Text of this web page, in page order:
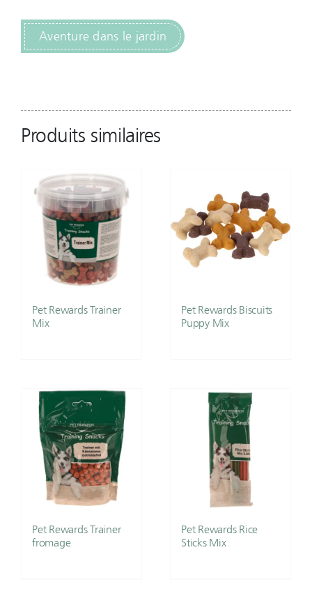
Aventure dans le jardin
Produits similaires
Pet Rewards Trainer
Mix
Pet Rewards Biscuits
Puppy Mix
Pet Rewards Trainer
fromage
Pet Rewards Rice
Sticks Mix